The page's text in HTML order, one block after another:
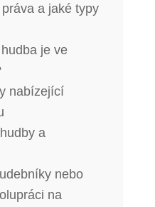
a jaké typy
je ve
nabízející
a
nebo
na